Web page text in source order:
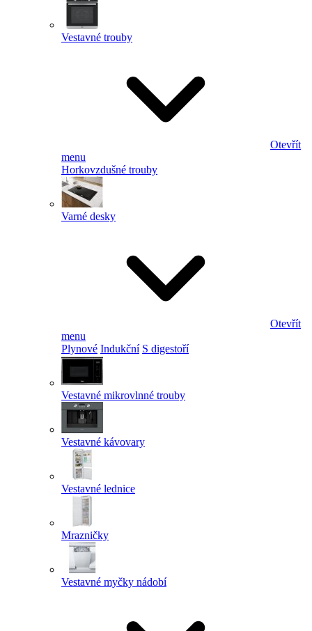
Vestavné trouby
Otevřít
menu
Horkovzdušné trouby
Varné desky
Otevřít
menu
Plynové Indukční S digestoří
Vestavné mikrovlnné trouby
Vestavné kávovary
Vestavné lednice
Mrazničky
Vestavné myčky nádobí